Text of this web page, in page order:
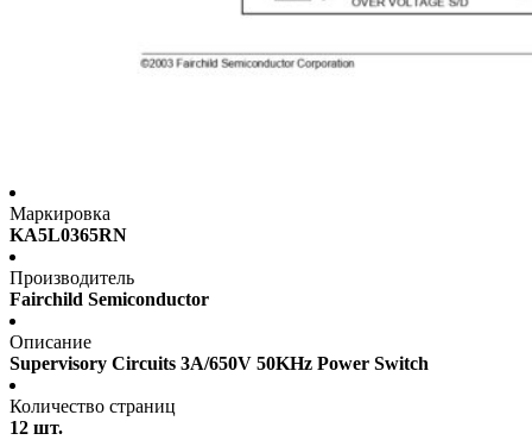
Маркировка
KA5L0365RN
Производитель
Fairchild Semiconductor
Описание
Supervisory Circuits 3A/650V 50KHz Power Switch
Количество страниц
12 шт.